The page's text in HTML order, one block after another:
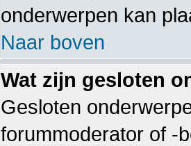
onderwerpen kan
Naar boven
Wat zijn gesloten
Gesloten
forummoderator of -